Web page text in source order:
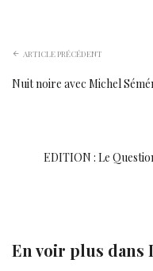
ARTICLE PRÉCÉDENT
Nuit noire avec Michel
EDITION : Le
En voir plus dans